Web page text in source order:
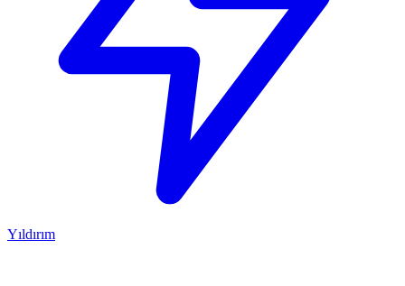
Yıldırım